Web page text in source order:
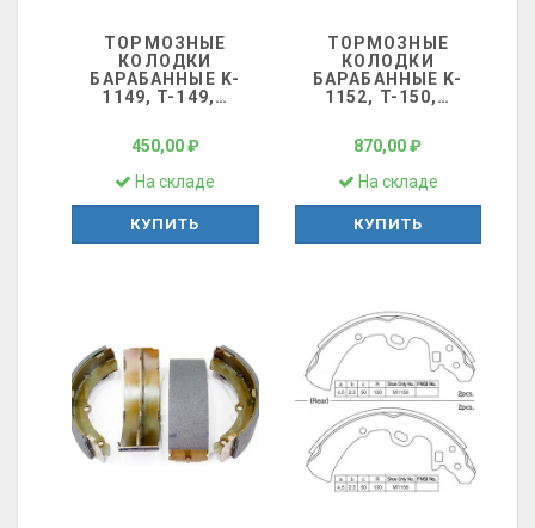
ТОРМОЗНЫЕ
КОЛОДКИ
БАРАБАННЫЕ K-
1149, T-149,…
450,00 ₽
На складе
КУПИТЬ
ТОРМОЗНЫЕ
КОЛОДКИ
БАРАБАННЫЕ K-
1152, T-150,…
870,00 ₽
На складе
КУПИТЬ